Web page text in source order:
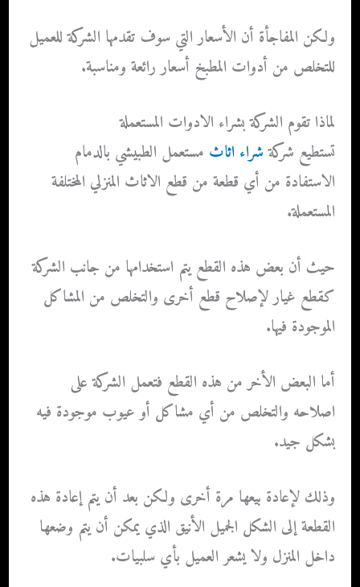
ولكن المفاجأة أن الأسعار التي سوف تقدمها الشركة للعميل
للتخلص من أدوات المطبخ أسعار رائعة ومناسبة.
لماذا تقوم الشركة بشراء الادوات المستعملة
تستطيع شركةشراء اثاث مستعمل الطبيشي بالدمام
الاستفادة من أي قطعة من قطع الاثاث المنزلي المختلفة
المستعملة.
حيث أن بعض هذه القطع يتم استخدامها من جانب الشركة
كقطع غيار لإصلاح قطع أخرى والتخلص من المشاكل
الموجودة فيها.
أما البعض الأخر من هذه القطع فتعمل الشركة على
اصلاحه والتخلص من أي مشاكل أو عيوب موجودة فيه
بشكل جيد.
وذلك لإعادة بيعها مرة أخرى ولكن بعد أن يتم إعادة هذه
القطعة إلى الشكل الجميل الأنيق الذي يمكن أن يتم وضعها
داخل المنزل ولا يشعر العميل بأي سلبيات.